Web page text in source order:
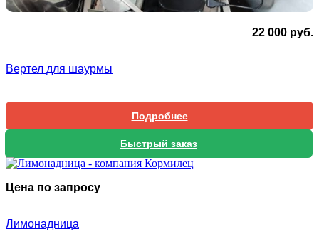
22 000 руб.
Вертел для шаурмы
Подробнее
Быстрый заказ
Цена по запросу
Лимонадница